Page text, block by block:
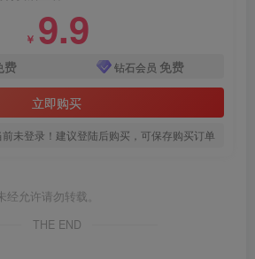
￥ 9.9
费 钻石会员 免费
立即购买
未登录！建议登陆后购买，可保存购买订单
允许请勿转载。
THE END